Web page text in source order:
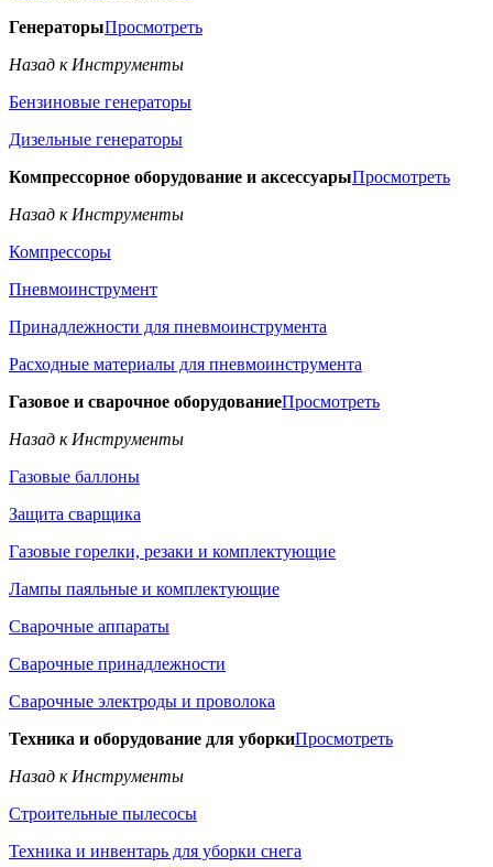
ГенераторыПросмотреть
Назад к Инструменты
Бензиновые генераторы
Дизельные генераторы
Компрессорное оборудование и аксессуарыПросмотреть
Назад к Инструменты
Компрессоры
Пневмоинструмент
Принадлежности для пневмоинструмента
Расходные материалы для пневмоинструмента
Газовое и сварочное оборудованиеПросмотреть
Назад к Инструменты
Газовые баллоны
Защита сварщика
Газовые горелки, резаки и комплектующие
Лампы паяльные и комплектующие
Сварочные аппараты
Сварочные принадлежности
Сварочные электроды и проволока
Техника и оборудование для уборкиПросмотреть
Назад к Инструменты
Строительные пылесосы
Техника и инвентарь для уборки снега